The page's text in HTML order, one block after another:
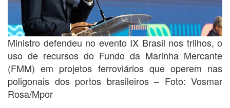
Ministro defendeu no evento IX Brasil nos trilhos, o
uso de recursos do Fundo da Marinha Mercante
(FMM) em projetos ferroviários que operem nas
poligonais dos portos brasileiros – Foto: Vosmar
Rosa/Mpor